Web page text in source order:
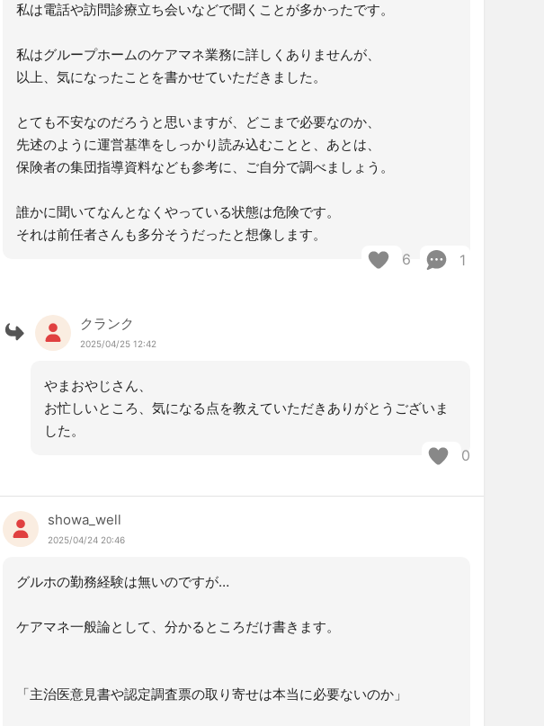
私は電話や訪問診療立ち会いなどで聞くことが多かったです。
私はグループホームのケアマネ業務に詳しくありませんが、
以上、気になったことを書かせていただきました。
とても不安なのだろうと思いますが、どこまで必要なのか、
先述のように運営基準をしっかり読み込むことと、あとは、
保険者の集団指導資料なども参考に、ご自分で調べましょう。
誰かに聞いてなんとなくやっている状態は危険です。
それは前任者さんも多分そうだったと想像します。
6 1
クランク
2025/04/25 12:42
やまおやじさん、
お忙しいところ、気になる点を教えていただきありがとうございま
した。
0
showa_well
2025/04/24 20:46
グルホの勤務経験は無いのですが…
ケアマネ一般論として、分かるところだけ書きます。
「主治医意見書や認定調査票の取り寄せは本当に必要ないのか」